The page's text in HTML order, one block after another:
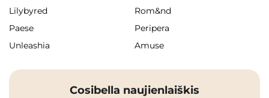
Lilybyred
Rom&nd
Paese
Peripera
Unleashia
Amuse
Cosibella naujienlaiškis